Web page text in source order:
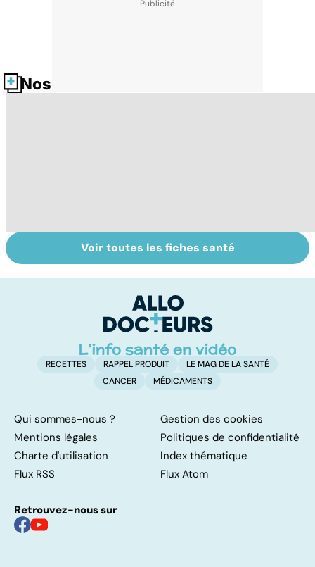
Nos fiches santé
Tout savoir sur
les infections
Inflammation des
amygdales : que
d'angine ?
Voir toutes les fiches santé
RECETTES RAPPEL PRODUIT
LE MAG DE LA SANTÉ
CANCER
MÉDICAMENTS
Qui sommes-nous ?
Gestion des cookies
Mentions légales
Politiques de confidentialité
Charte d'utilisation
Index thématique
Flux RSS
Flux Atom
Retrouvez-nous sur